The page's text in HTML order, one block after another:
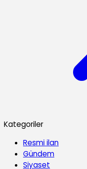
Kategoriler
Resmi ilan
Gündem
Siyaset